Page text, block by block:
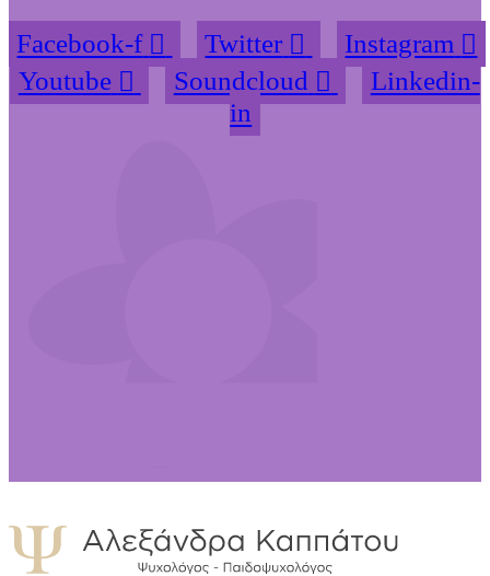
Facebook-f Twitter
Instagram
Youtube
Soundcloud
Linkedin-
in